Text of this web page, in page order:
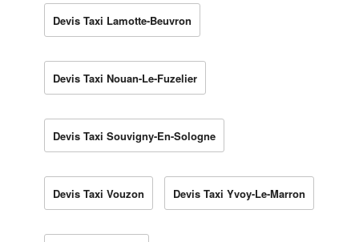
Devis Taxi Lamotte-Beuvron
Devis Taxi Nouan-Le-Fuzelier
Devis Taxi Souvigny-En-Sologne
Devis Taxi Vouzon Devis Taxi Yvoy-Le-Marron